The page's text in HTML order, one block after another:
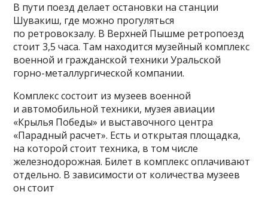
В пути поезд делает остановки на станции
Шувакиш, где можно прогуляться
по ретровокзалу. В Верхней Пышме ретропоезд
стоит 3,5 часа. Там находится музейный комплекс
военной и гражданской техники Уральской
горно-металлургической компании.
Комплекс состоит из музеев военной
и автомобильной техники, музея авиации
«Крылья Победы» и выставочного центра
«Парадный расчет». Есть и открытая площадка,
на которой стоит техника, в том числе
железнодорожная. Билет в комплекс оплачивают
отдельно. В зависимости от количества музеев
он стоит